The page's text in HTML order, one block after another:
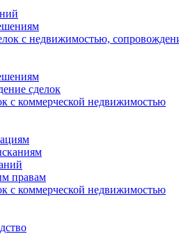
с недвижимостью,
сделок
с коммерческой недвижимостью
правам
с коммерческой недвижимостью